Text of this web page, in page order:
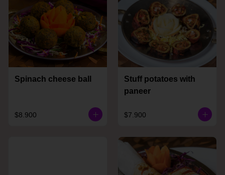
Spinach cheese ball
$8.900
Stuff potatoes with
paneer
$7.900